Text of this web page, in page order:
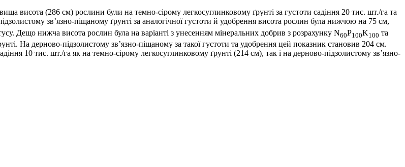
висота (286 см) рослини були на темно-сірому легкосуглинковому ґрунті за густоти садіння 20 тис. шт./га та
зв’язно-піщаному ґрунті за аналогічної густоти й удобрення висота рослин була нижчою на 75 см,
Дещо нижча висота рослин була на варіанті з унесенням мінеральних добрив з розрахунку N60P100K100 та
На дерново-підзолистому зв’язно-піщаному за такої густоти та удобрення цей показник становив 204 см.
10 тис. шт./га як на темно-сірому легкосуглинковому ґрунті (214 см), так і на дерново-підзолистому зв’язно-